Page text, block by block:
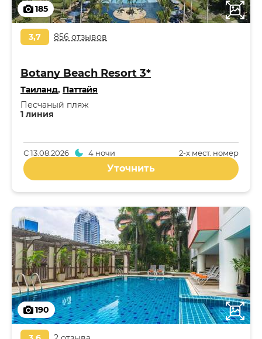
185
3,7 856 отзывов
Botany Beach Resort 3*
Таиланд, Паттайя
1 линия
Песчаный пляж
2-x мест. номер
С13.08.2026 4 ночи
Уточнить
190